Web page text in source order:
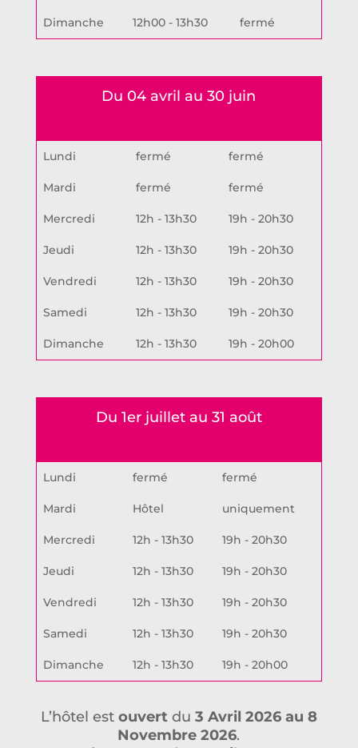
Dimanche 12h00 - 13h30 fermé
Du 04 avril au 30 juin
Lundi fermé fermé
Mardi fermé fermé
Mercredi 12h - 13h30 19h - 20h30
Jeudi 12h - 13h30 19h - 20h30
Vendredi 12h - 13h30 19h - 20h30
Samedi 12h - 13h30 19h - 20h30
Dimanche 12h - 13h30 19h - 20h00
Du 1er juillet au 31 août
Lundi fermé fermé
Mardi Hôtel uniquement
Mercredi 12h - 13h30 19h - 20h30
Jeudi 12h - 13h30 19h - 20h30
Vendredi 12h - 13h30 19h - 20h30
Samedi 12h - 13h30 19h - 20h30
Dimanche 12h - 13h30 19h - 20h00
L’hôtel est ouvertdu 3 Avril 2026 au 8
Novembre 2026.